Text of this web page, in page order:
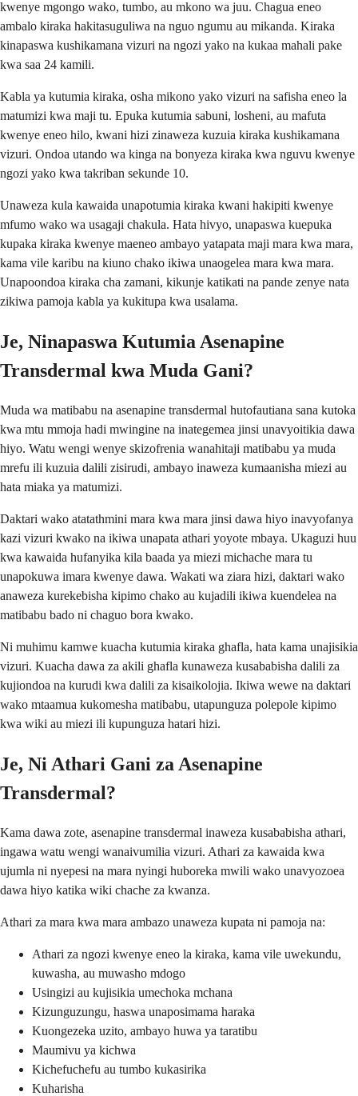
kwenye mgongo wako, tumbo, au mkono wa juu. Chagua eneo
ambalo kiraka hakitasuguliwa na nguo ngumu au mikanda. Kiraka
kinapaswa kushikamana vizuri na ngozi yako na kukaa mahali pake
kwa saa 24 kamili.
Kabla ya kutumia kiraka, osha mikono yako vizuri na safisha eneo la
matumizi kwa maji tu. Epuka kutumia sabuni, losheni, au mafuta
kwenye eneo hilo, kwani hizi zinaweza kuzuia kiraka kushikamana
vizuri. Ondoa utando wa kinga na bonyeza kiraka kwa nguvu kwenye
ngozi yako kwa takriban sekunde 10.
Unaweza kula kawaida unapotumia kiraka kwani hakipiti kwenye
mfumo wako wa usagaji chakula. Hata hivyo, unapaswa kuepuka
kupaka kiraka kwenye maeneo ambayo yatapata maji mara kwa mara,
kama vile karibu na kiuno chako ikiwa unaogelea mara kwa mara.
Unapoondoa kiraka cha zamani, kikunje katikati na pande zenye nata
zikiwa pamoja kabla ya kukitupa kwa usalama.
Je, Ninapaswa Kutumia Asenapine
Transdermal kwa Muda Gani?
Muda wa matibabu na asenapine transdermal hutofautiana sana kutoka
kwa mtu mmoja hadi mwingine na inategemea jinsi unavyoitikia dawa
hiyo. Watu wengi wenye skizofrenia wanahitaji matibabu ya muda
mrefu ili kuzuia dalili zisirudi, ambayo inaweza kumaanisha miezi au
hata miaka ya matumizi.
Daktari wako atatathmini mara kwa mara jinsi dawa hiyo inavyofanya
kazi vizuri kwako na ikiwa unapata athari yoyote mbaya. Ukaguzi huu
kwa kawaida hufanyika kila baada ya miezi michache mara tu
unapokuwa imara kwenye dawa. Wakati wa ziara hizi, daktari wako
anaweza kurekebisha kipimo chako au kujadili ikiwa kuendelea na
matibabu bado ni chaguo bora kwako.
Ni muhimu kamwe kuacha kutumia kiraka ghafla, hata kama unajisikia
vizuri. Kuacha dawa za akili ghafla kunaweza kusababisha dalili za
kujiondoa na kurudi kwa dalili za kisaikolojia. Ikiwa wewe na daktari
wako mtaamua kukomesha matibabu, utapunguza polepole kipimo
kwa wiki au miezi ili kupunguza hatari hizi.
Je, Ni Athari Gani za Asenapine
Transdermal?
Kama dawa zote, asenapine transdermal inaweza kusababisha athari,
ingawa watu wengi wanaivumilia vizuri. Athari za kawaida kwa
ujumla ni nyepesi na mara nyingi huboreka mwili wako unavyozoea
dawa hiyo katika wiki chache za kwanza.
Athari za mara kwa mara ambazo unaweza kupata ni pamoja na:
Athari za ngozi kwenye eneo la kiraka, kama vile uwekundu,
kuwasha, au muwasho mdogo
Usingizi au kujisikia umechoka mchana
Kizunguzungu, haswa unaposimama haraka
Kuongezeka uzito, ambayo huwa ya taratibu
Maumivu ya kichwa
Kichefuchefu au tumbo kukasirika
Kuharisha